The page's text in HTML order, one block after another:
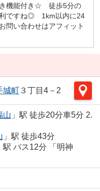
機能付き☆ 徒歩5分の
利ですね◎ 1km以内に24
い合わせはアフィット
城町３丁目4－2
山 」駅 徒歩20分車5分 2.
」駅 徒歩43分
駅 バス12分 「明神